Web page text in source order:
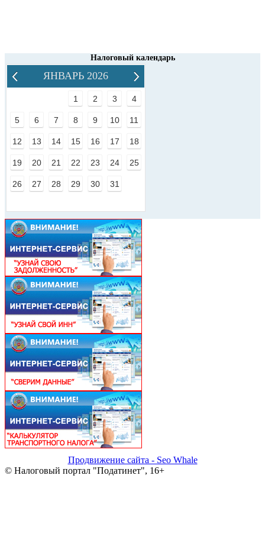
Налоговый календарь
ЯНВАРЬ 2026
1 2 3 4
5 6 7 8 9 10 11
12 13 14 15 16 17 18
19 20 21 22 23 24 25
26 27 28 29 30 31
Продвижение сайта - Seo Whale
© Налоговый портал "Податинет", 16+